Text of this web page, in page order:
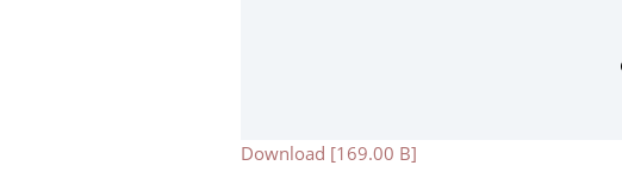
Download [169.00 B]